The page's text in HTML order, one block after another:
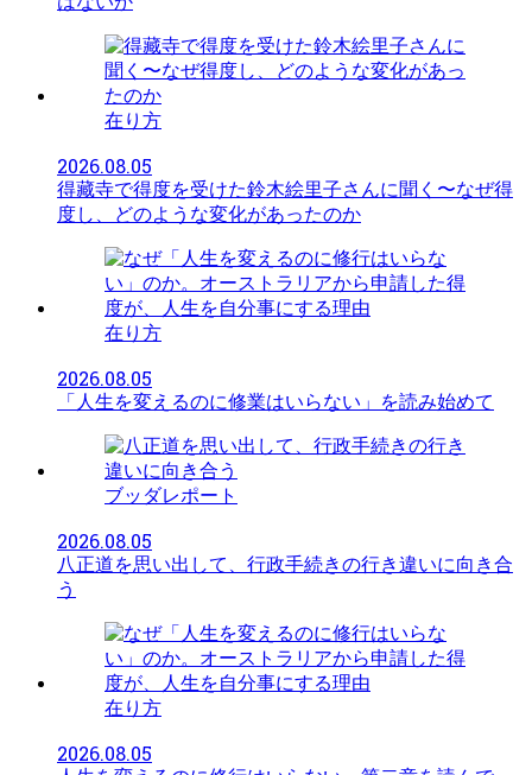
在り方
2026.08.05
得藏寺で得度を受けた鈴木絵里子さんに聞く〜なぜ得
度し、どのような変化があったのか
在り方
2026.08.05
「人生を変えるのに修業はいらない」を読み始めて
ブッダレポート
2026.08.05
八正道を思い出して、行政手続きの行き違いに向き合
う
在り方
2026.08.05